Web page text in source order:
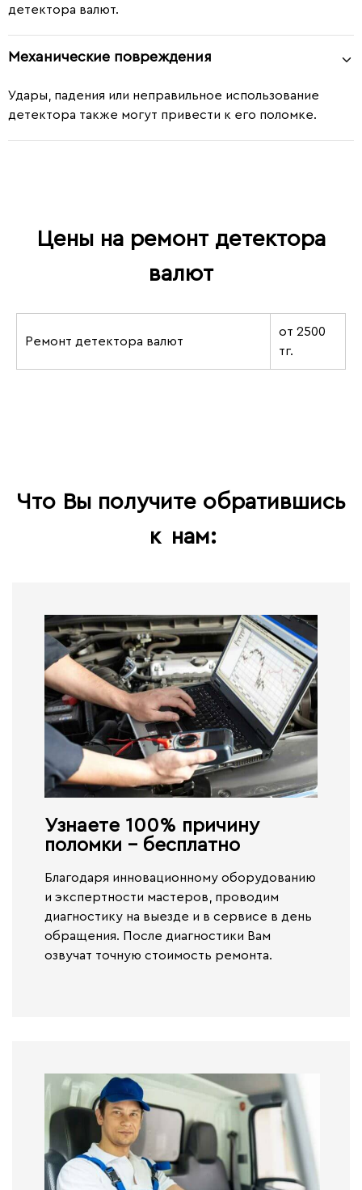
детектора валют.
Механические повреждения
Удары, падения или неправильное использование
детектора также могут привести к его поломке.
Цены на ремонт детектора
валют
Ремонт детектора валют
от 2500
тг.
Что Вы получите обратившись
к нам:
Узнаете 100% причину
поломки - бесплатно​
Благодаря инновационному оборудованию
и экспертности мастеров, проводим
диагностику на выезде и в сервисе в день
обращения. После диагностики Вам
озвучат точную стоимость ремонта.